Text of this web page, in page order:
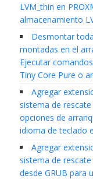
LVM_thin en
almacenamiento
Desmontar
montadas en el
Ejecutar
Tiny Core Pure o
Agregar
sistema de
opciones de
idioma de teclado
Agregar
sistema de
desde GRUB para